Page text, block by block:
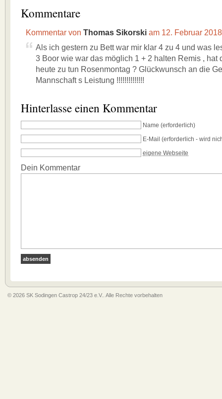
Kommentare
Kommentar von Thomas Sikorski am 12. Februar
Als ich gestern zu Bett war mir klar 4 zu 4 und was
3 Boor wie war das möglich 1 + 2 halten Remis , hat
heute zu tun Rosenmontag ? Glückwunsch an die
Mannschaft s Leistung !!!!!!!!!!!!!!
Hinterlasse einen Kommentar
Name (erforderlich)
E-Mail (erforderlich - wird
eigene Webseite
Dein Kommentar
© 2026 SK Sodingen Castrop 24/23 e.V.. Alle Rechte vorbehalten